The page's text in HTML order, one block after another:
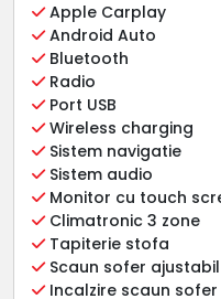
Apple Carplay
Android Auto
Bluetooth
Radio
Port USB
Wireless charging
Sistem navigatie
Sistem audio
Monitor cu touch
Climatronic 3 zone
Tapiterie stofa
Scaun sofer
Incalzire scaun sofer